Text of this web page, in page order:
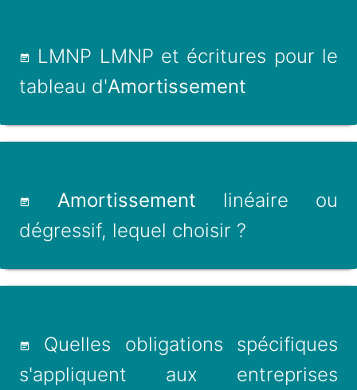
LMNP LMNP et écritures pour le
tableau d'Amortissement
Amortissement linéaire ou
dégressif, lequel choisir ?
Quelles obligations spécifiques
s'appliquent aux entreprises